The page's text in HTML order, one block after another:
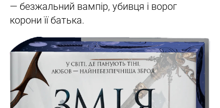
— безжальний вампір, убивця і ворог
корони її батька.